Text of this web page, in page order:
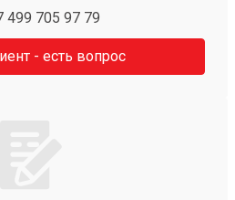
499 705 97 79
- есть вопрос